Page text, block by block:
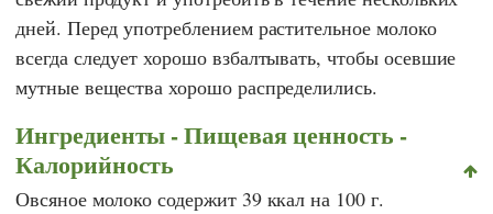
дней. Перед употреблением растительное молоко
всегда следует хорошо взбалтывать, чтобы осевшие
мутные вещества хорошо распределились.
Ингредиенты - Пищевая ценность -
Калорийность
Овсяное молоко содержит 39 ккал на 100 г.